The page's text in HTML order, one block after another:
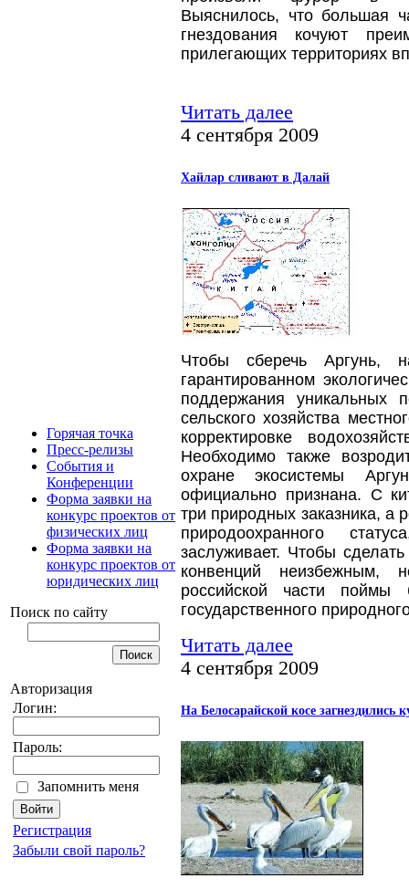
Горячая точка
Пресс-релизы
События и
Конференции
Форма заявки на
конкурс проектов от
физических лиц
Форма заявки на
конкурс проектов от
юридических лиц
Поиск по сайту
Авторизация
Логин:
Пароль:
Запомнить меня
Регистрация
Забыли свой пароль?
Выяснилось, что большая
гнездования кочуют
прилегающих территориях
Читать далее
4 сентября 2009
Хайлар сливают в Далай
Чтобы сберечь Аргунь,
гарантированном
поддержания уникальных
сельского хозяйства
корректировке
Необходимо также
охране экосистемы
официально признана. С
три природных заказника, а
природоохранного
заслуживает. Чтобы
конвенций неизбежным,
российской части поймы
государственного
Читать далее
4 сентября 2009
На Белосарайской косе загнездились